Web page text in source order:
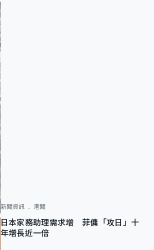
新聞資訊 港聞
日本家務助理需求增 菲傭「攻日」十
年增長近一倍